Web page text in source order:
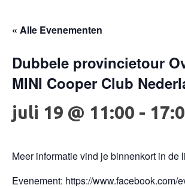
« Alle Evenementen
Dubbele provincietour
MINI Cooper Club
juli 19 @ 11:00 -
Meer informatie vind je binnenkort in de
Evenement: https://www.facebook.com/